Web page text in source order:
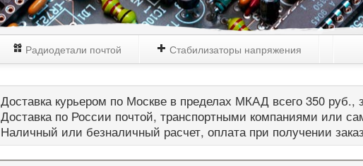
Радиодетали почтой Стабилизаторы напряжения
Доставка курьером по Москве в пределах МКАД всего 350
Доставка по России почтой, транспортными компаниями или
Наличный или безналичный расчет, оплата при получении